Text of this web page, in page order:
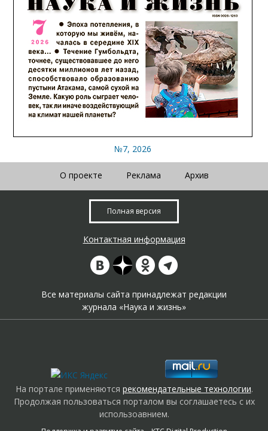
№7, 2026
О проекте Реклама Архив
Полная версия
Контактная информация
Все материалы сайта принадлежат редакции
журнала «Наука и жизнь»
На портале применяются рекомендательные технологии.
Продолжая пользоваться порталом вы соглашаетесь с их
использоавнием.